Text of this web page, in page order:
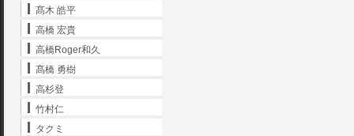
髙木 皓平
高橋 宏貴
高橋Roger和久
髙橋 勇樹
高杉登
竹村仁
タクミ